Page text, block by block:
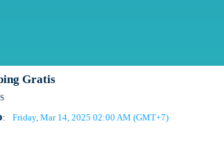
Gratis
: Friday, Mar 14, 2025 02:00 AM (GMT+7)